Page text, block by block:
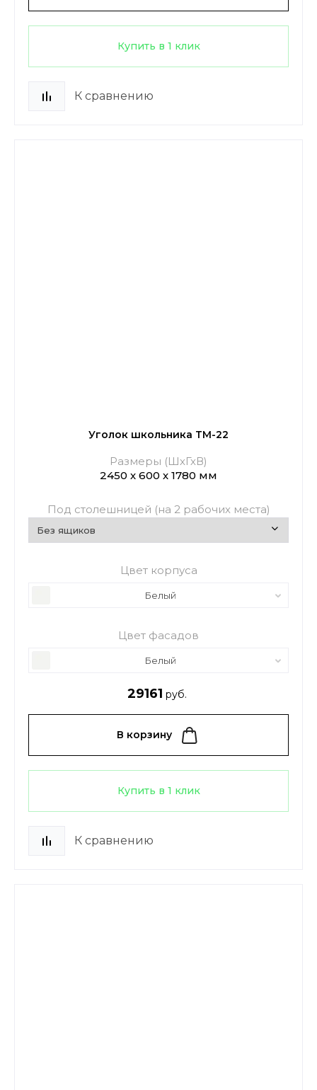
Купить в 1 клик
К сравнению
Уголок школьника ТМ-22
Размеры (ШхГхВ)
2450 х 600 х 1780 мм
Под столешницей (на 2 рабочих места)
Цвет корпуса
Белый
Цвет фасадов
Белый
29161 руб.
В корзину
Купить в 1 клик
К сравнению